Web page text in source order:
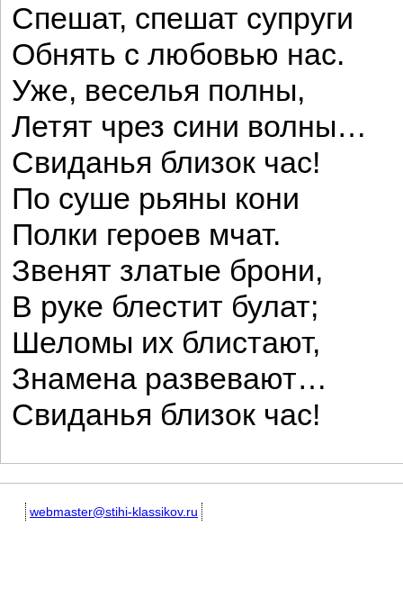
Спешат, спешат супруги
Обнять с любовью нас.
Уже, веселья полны,
Летят чрез сини волны…
Свиданья близок час!
По суше рьяны кони
Полки героев мчат.
Звенят златые брони,
В руке блестит булат;
Шеломы их блистают,
Знамена развевают…
Свиданья близок час!
webmaster@stihi-klassikov.ru